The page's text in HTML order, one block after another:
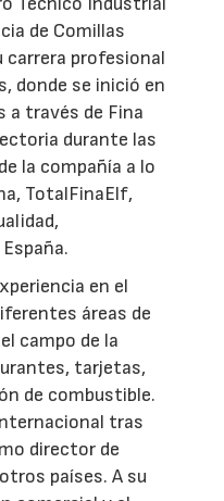
de Comillas
carrera profesional
donde se inició en
a través de Fina
durante las
la compañía a lo
TotalFinaElf,
en el
áreas de
campo de la
tarjetas,
de combustible.
tras
director de
países. A su